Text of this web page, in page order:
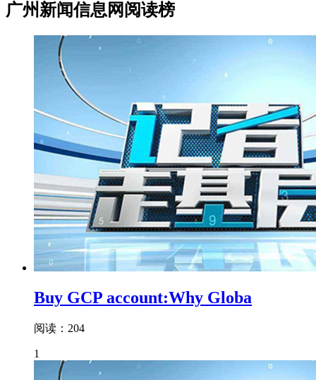
广州新闻信息网阅读榜
Buy GCP account:Why Globa
阅读：204
1